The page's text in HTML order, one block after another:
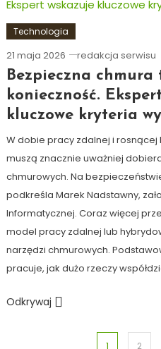
Technologia
21 maja 2026 redakcja serwisu
Bezpieczna chmura
konieczność.
kluczowe kryteria
W dobie pracy zdalnej i
muszą znacznie uważniej
chmurowych. Na
podkreśla Marek Nadstawny,
Informatycznej. Coraz więcej
model pracy zdalnej lub
narzędzi chmurowych.
pracuje, jak dużo rzeczy
Odkrywaj
1 2